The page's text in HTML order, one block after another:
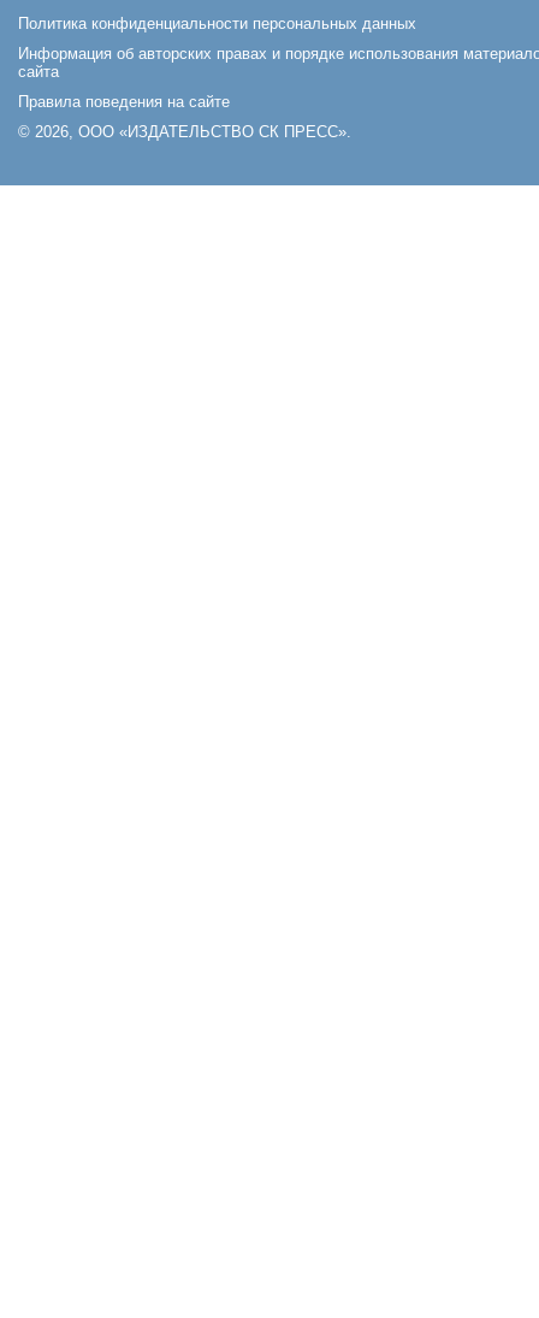
Политика конфиденциальности персональных данных
Информация об авторских правах и порядке использования
сайта
Правила поведения на сайте
© 2026, ООО «ИЗДАТЕЛЬСТВО СК ПРЕСС».